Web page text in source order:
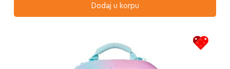
Dodaj u korpu